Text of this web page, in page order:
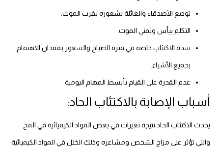
توديع الأصدقاء والعائلة لشعوره بقرب الموت.
التكلم بيأس وتمني الموت.
شدة الاكتئاب خاصة في فترة الصباح والشعور بفقدان الاهتمام
بجميع الأشياء.
عدم القدرة على القيام بأبسط المهام اليومية.
أسباب الإصابة بالاكتئاب الحاد:
يحدث الاكتئاب الحاد نتيجة تغيرات في بعض المواد الكيميائية في المخ
والتي تؤثر على مزاج الشخص ومشاعره وذلك الخلل في المواد الكيميائية